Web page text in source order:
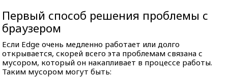
Первый способ решения проблемы с
браузером
Если Edge очень медленно работает или долго
открывается, скорей всего эта проблемам связана с
мусором, который он накапливает в процессе работы.
Таким мусором могут быть: